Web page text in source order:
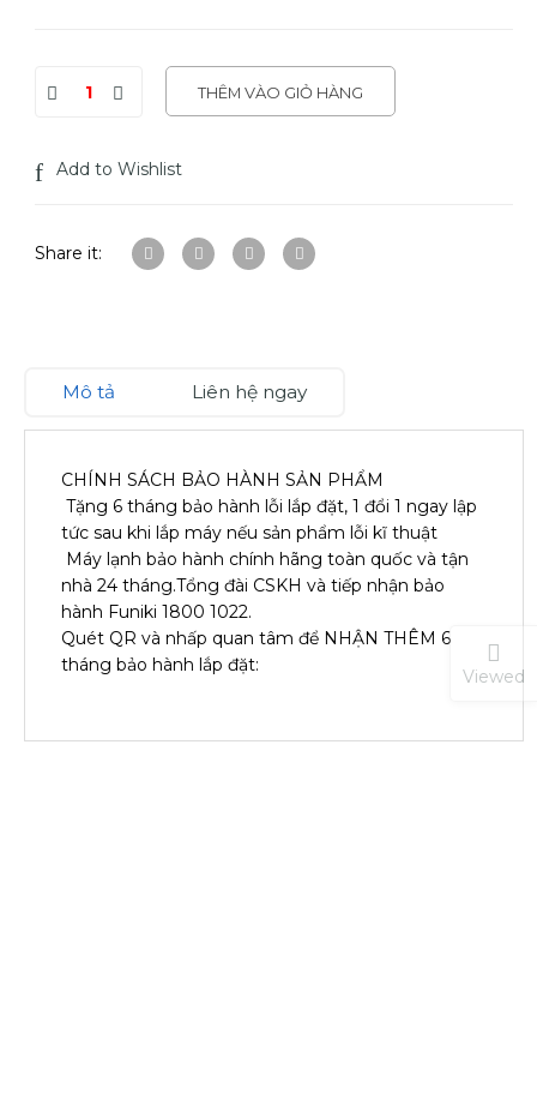
THÊM VÀO GIỎ HÀNG
Add to Wishlist
Share it:
Mô tả Liên hệ ngay
CHÍNH SÁCH BẢO HÀNH SẢN PHẨM
Tặng 6 tháng bảo hành lỗi lắp đặt, 1 đổi 1 ngay lập
tức sau khi lắp máy nếu sản phẩm lỗi kĩ thuật
Máy lạnh bảo hành chính hãng toàn quốc và tận
nhà 24 tháng.Tổng đài CSKH và tiếp nhận bảo
hành Funiki 1800 1022.
Quét QR và nhấp quan tâm để NHẬN THÊM 6
tháng bảo hành lắp đặt:
Viewed